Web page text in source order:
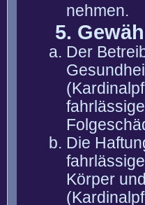
nehmen.
5.
Der
Die
Körper